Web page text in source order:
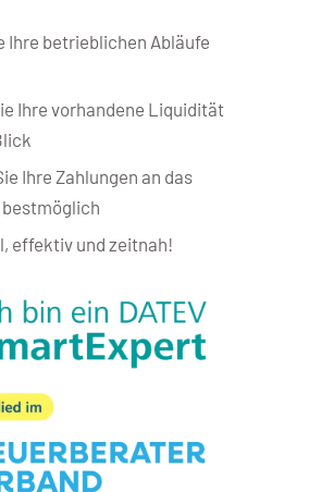
Ihre betrieblichen Abläufe
Ihre vorhandene Liquidität
Ihre Zahlungen an das
effektiv und zeitnah!